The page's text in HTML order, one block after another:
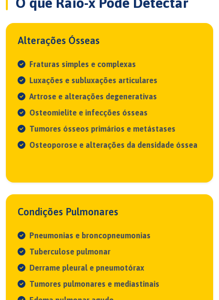
Alterações Ósseas
Fraturas simples e complexas
Luxações e subluxações articulares
Artrose e alterações degenerativas
Osteomielite e infecções ósseas
Tumores ósseos primários e metástases
Osteoporose e alterações da densidade óssea
Condições Pulmonares
Pneumonias e broncopneumonias
Tuberculose pulmonar
Derrame pleural e pneumotórax
Tumores pulmonares e mediastinais